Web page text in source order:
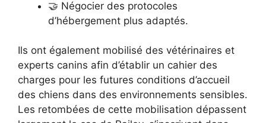
🤝 Négocier des protocoles
d’hébergement plus adaptés.
Ils ont également mobilisé des vétérinaires et
experts canins afin d’établir un cahier des
charges pour les futures conditions d’accueil
des chiens dans des environnements sensibles.
Les retombées de cette mobilisation dépassent